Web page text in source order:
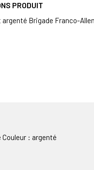
PRODUIT
argenté Brigade Franco-
: argenté